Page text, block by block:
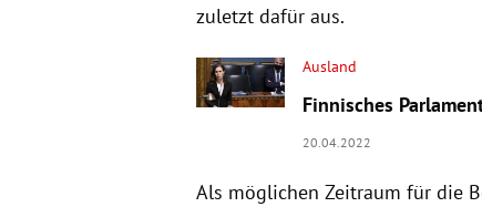
zuletzt dafür aus.
Ausland
Finnisches
20.04.2022
Als möglichen Zeitraum für die